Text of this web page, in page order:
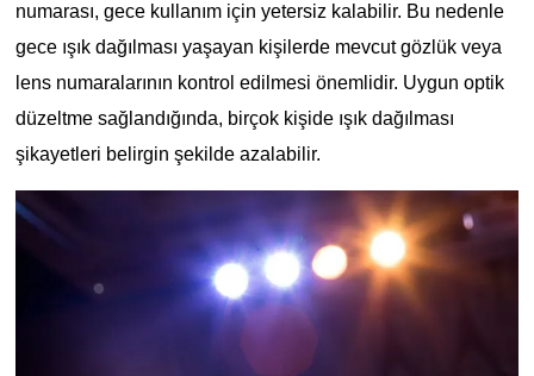
numarası, gece kullanım için yetersiz kalabilir. Bu nedenle
gece ışık dağılması yaşayan kişilerde mevcut gözlük veya
lens numaralarının kontrol edilmesi önemlidir. Uygun optik
düzeltme sağlandığında, birçok kişide ışık dağılması
şikayetleri belirgin şekilde azalabilir.